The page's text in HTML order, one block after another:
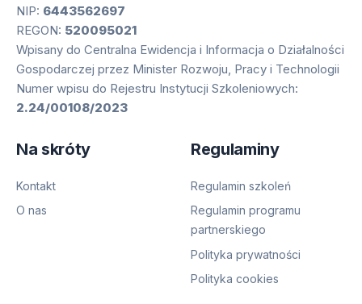
NIP: 6443562697
REGON: 520095021
Wpisany do Centralna Ewidencja i Informacja o Działalności
Gospodarczej przez Minister Rozwoju, Pracy i Technologii
Numer wpisu do Rejestru Instytucji Szkoleniowych:
2.24/00108/2023
Na skróty
Kontakt
O nas
Regulaminy
Regulamin szkoleń
Regulamin programu
partnerskiego
Polityka prywatności
Polityka cookies